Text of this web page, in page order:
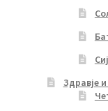
Здравје